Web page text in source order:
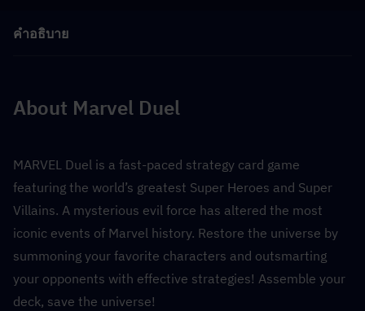
คำอธิบาย
About Marvel Duel
MARVEL Duel is a fast-paced strategy card game
featuring the world’s greatest Super Heroes and Super
Villains. A mysterious evil force has altered the most
iconic events of Marvel history. Restore the universe by
summoning your favorite characters and outsmarting
your opponents with effective strategies! Assemble your
deck, save the universe!